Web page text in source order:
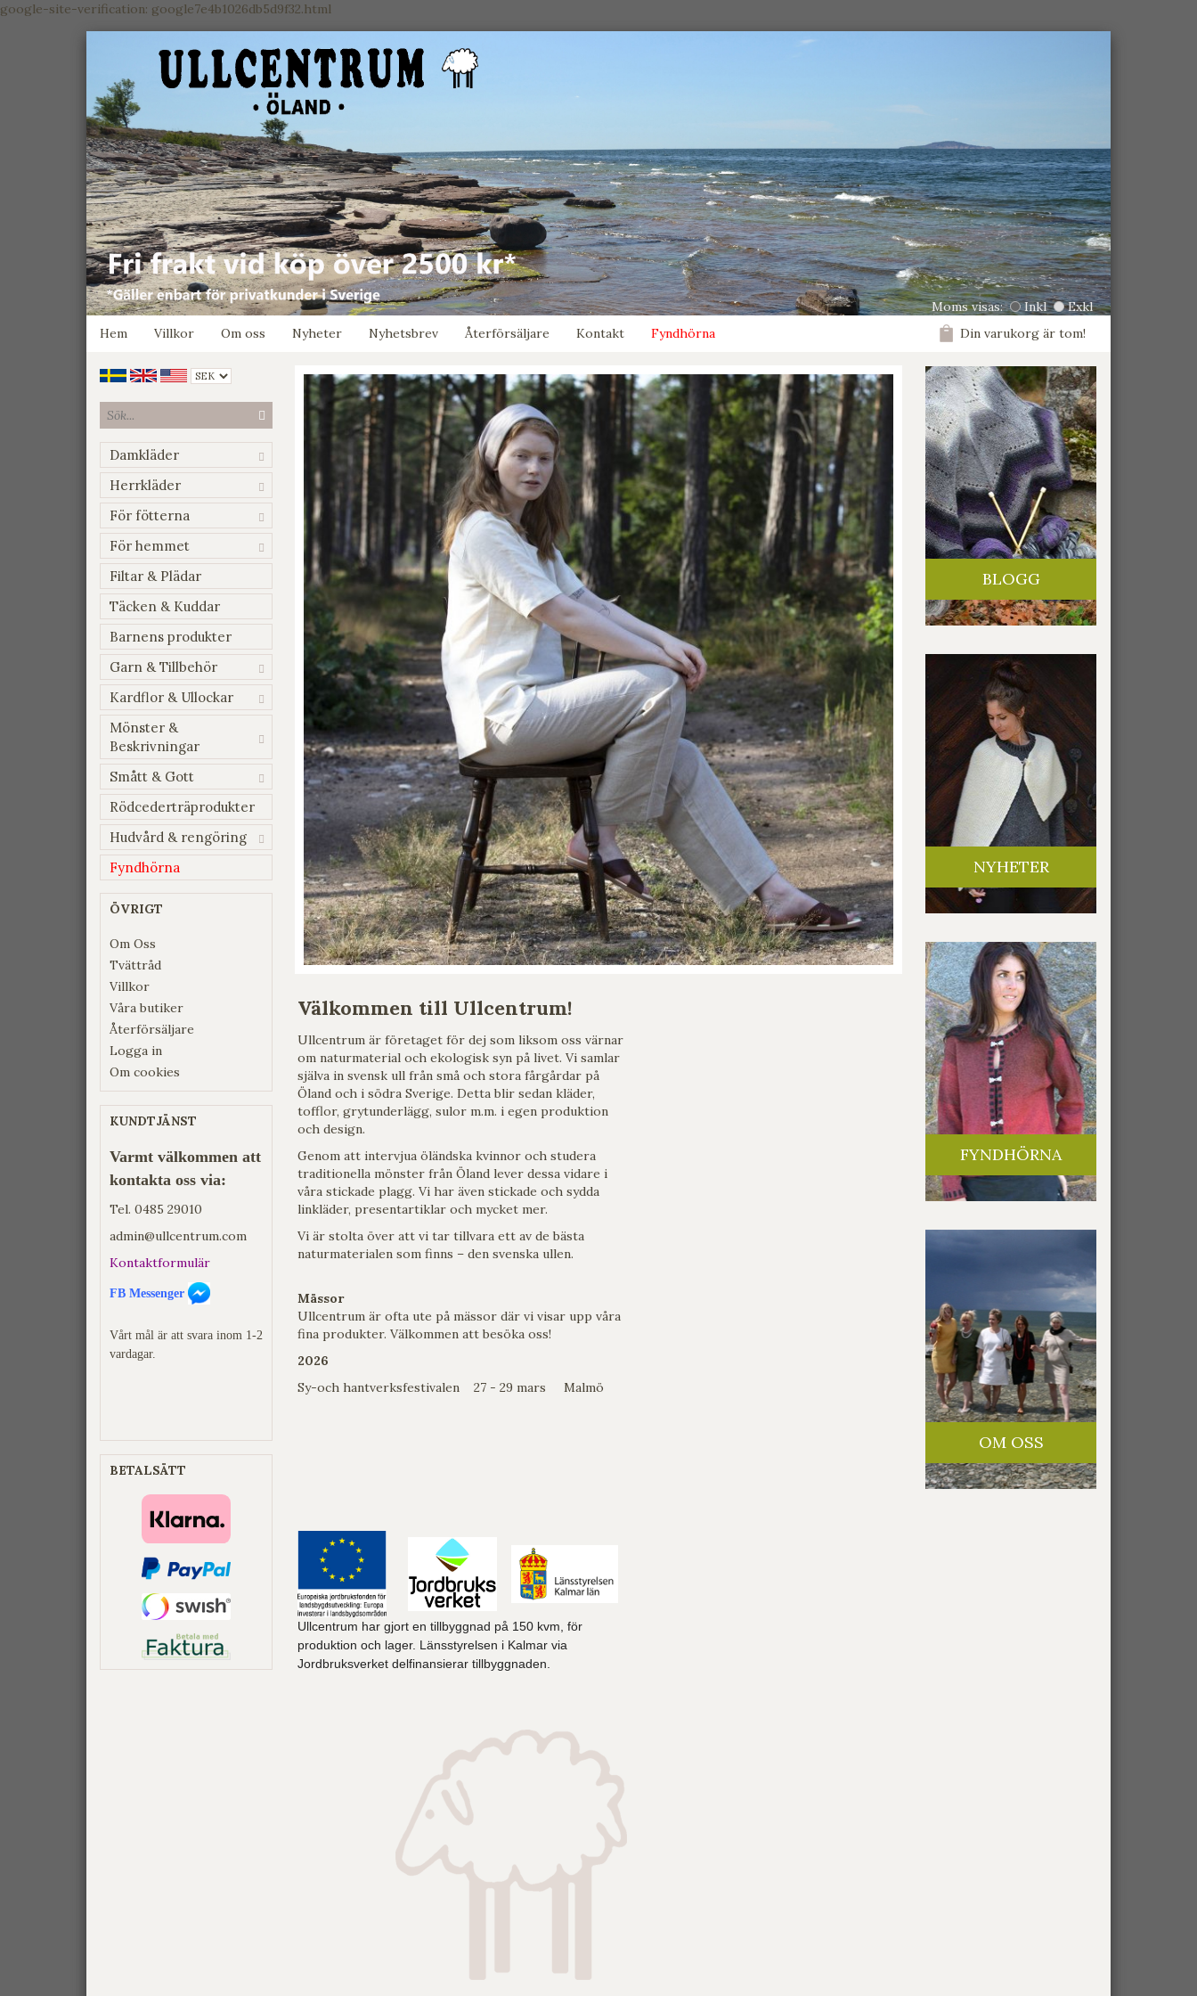
google-site-verification: google7e4b1026db5d9f32.html
Moms visas: Inkl
Exkl
Hem
Villkor Om oss Nyheter Nyhetsbrev Återförsäljare Kontakt Fyndhörna Din varukorg är tom!
Damkläder
Herrkläder
För fötterna
För hemmet
Filtar & Plädar
Täcken & Kuddar
Barnens produkter
Garn & Tillbehör
Kardflor & Ullockar
Mönster &
Beskrivningar
Smått & Gott
Rödcederträprodukter
Hudvård & rengöring
Fyndhörna
ÖVRIGT
Om Oss
Tvättråd
Villkor
Våra butiker
Återförsäljare
Logga in
Om cookies
KUNDTJÄNST
Varmt välkommen att
kontakta oss via:
Tel. 0485 29010
admin@ullcentrum.com
Kontaktformulär
FB Messenger
Vårt mål är att svara inom 1-2
vardagar.
BETALSÄTT
BLOGG
NYHETER
FYNDHÖRNA
OM OSS
Välkommen till Ullcentrum!
Ullcentrum är företaget för dej som liksom oss värnar
om naturmaterial och ekologisk syn på livet. Vi samlar
själva in svensk ull från små och stora fårgårdar på
Öland och i södra Sverige. Detta blir sedan kläder,
tofflor, grytunderlägg, sulor m.m. i egen produktion
och design.
Genom att intervjua öländska kvinnor och studera
traditionella mönster från Öland lever dessa vidare i
våra stickade plagg. Vi har även stickade och sydda
linkläder, presentartiklar och mycket mer.
Vi är stolta över att vi tar tillvara ett av de bästa
naturmaterialen som finns – den svenska ullen.
Mässor
Ullcentrum är ofta ute på mässor där vi visar upp våra
fina produkter. Välkommen att besöka oss!
2026
Sy-och hantverksfestivalen 27 - 29 mars Malmö
Ullcentrum har gjort en tillbyggnad på 150 kvm, för
produktion och lager. Länsstyrelsen i Kalmar via
Jordbruksverket delfinansierar tillbyggnaden.